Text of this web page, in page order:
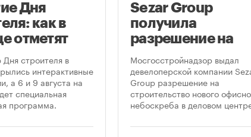
Дня
как в
отметят
дату
строителя в
интерактивные
а 6 и 9 августа на
специальная
программа.
Sezar Group
получила
разрешение на
строительство
небоскреба в
«Москва-Сити»
Мосгосстройнадзор выдал
девелоперской компании
Group разрешение на
строительство нового
небоскреба в деловом
предусматривает